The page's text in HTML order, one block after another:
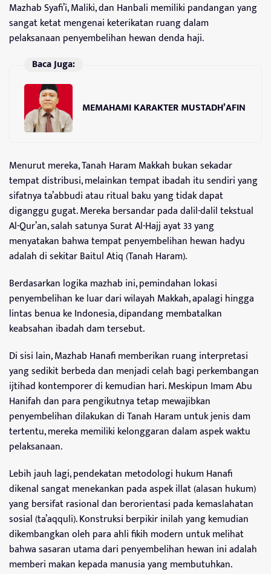
Mazhab Syafi’i, Maliki, dan Hanbali memiliki pandangan yang
sangat ketat mengenai keterikatan ruang dalam
pelaksanaan penyembelihan hewan denda haji.
Baca Juga:
MEMAHAMI KARAKTER MUSTADH’AFIN
Menurut mereka, Tanah Haram Makkah bukan sekadar
tempat distribusi, melainkan tempat ibadah itu sendiri yang
sifatnya ta’abbudi atau ritual baku yang tidak dapat
diganggu gugat. Mereka bersandar pada dalil-dalil tekstual
Al-Qur’an, salah satunya Surat Al-Hajj ayat 33 yang
menyatakan bahwa tempat penyembelihan hewan hadyu
adalah di sekitar Baitul Atiq (Tanah Haram).
Berdasarkan logika mazhab ini, pemindahan lokasi
penyembelihan ke luar dari wilayah Makkah, apalagi hingga
lintas benua ke Indonesia, dipandang membatalkan
keabsahan ibadah dam tersebut.
Di sisi lain, Mazhab Hanafi memberikan ruang interpretasi
yang sedikit berbeda dan menjadi celah bagi perkembangan
ijtihad kontemporer di kemudian hari. Meskipun Imam Abu
Hanifah dan para pengikutnya tetap mewajibkan
penyembelihan dilakukan di Tanah Haram untuk jenis dam
tertentu, mereka memiliki kelonggaran dalam aspek waktu
pelaksanaan.
Lebih jauh lagi, pendekatan metodologi hukum Hanafi
dikenal sangat menekankan pada aspek illat (alasan hukum)
yang bersifat rasional dan berorientasi pada kemaslahatan
sosial (ta’aqquli). Konstruksi berpikir inilah yang kemudian
dikembangkan oleh para ahli fikih modern untuk melihat
bahwa sasaran utama dari penyembelihan hewan ini adalah
memberi makan kepada manusia yang membutuhkan.